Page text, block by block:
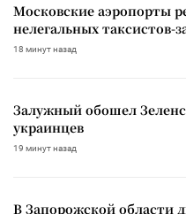
Московские аэропорты
нелегальных таксистов-
18 минут назад
Залужный обошел
украинцев
19 минут назад
В Запорожской области